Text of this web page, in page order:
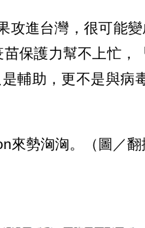
攻進台灣，很可能
保護力幫不上忙，
輔助，更不是與病
勢洶洶。（圖／翻